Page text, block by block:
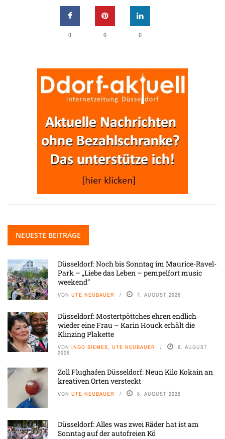
0 0 0
NEUESTE BEITRÄGE
Düsseldorf: Noch bis Sonntag im Maurice-Ravel-
Park – „Liebe das Leben – pempelfort music
weekend“
VON UTE NEUBAUER 7. AUGUST 2026
Düsseldorf: Mostertpöttches ehren endlich
wieder eine Frau – Karin Houck erhält die
Klinzing Plakette
VON INGO SIEMES, UTE NEUBAUER 6. AUGUST
2026
Zoll Flughafen Düsseldorf: Neun Kilo Kokain an
kreativen Orten versteckt
VON UTE NEUBAUER 6. AUGUST 2026
Düsseldorf: Alles was zwei Räder hat ist am
Sonntag auf der autofreien Kö